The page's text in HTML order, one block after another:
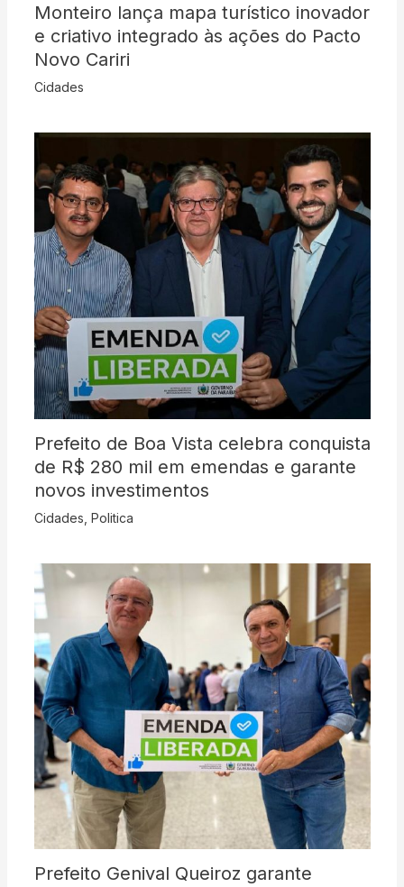
Monteiro lança mapa turístico inovador
e criativo integrado às ações do Pacto
Novo Cariri
Cidades
Prefeito de Boa Vista celebra conquista
de R$ 280 mil em emendas e garante
novos investimentos
Cidades Politica
Prefeito Genival Queiroz garante